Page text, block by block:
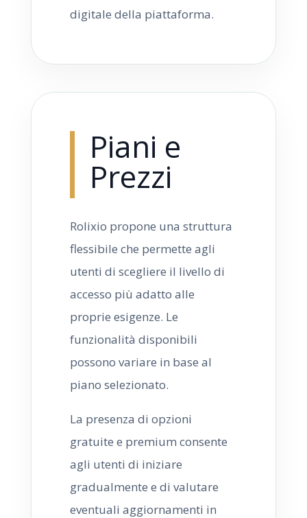
digitale della piattaforma.
Piani e
Prezzi
Rolixio propone una struttura
flessibile che permette agli
utenti di scegliere il livello di
accesso più adatto alle
proprie esigenze. Le
funzionalità disponibili
possono variare in base al
piano selezionato.
La presenza di opzioni
gratuite e premium consente
agli utenti di iniziare
gradualmente e di valutare
eventuali aggiornamenti in